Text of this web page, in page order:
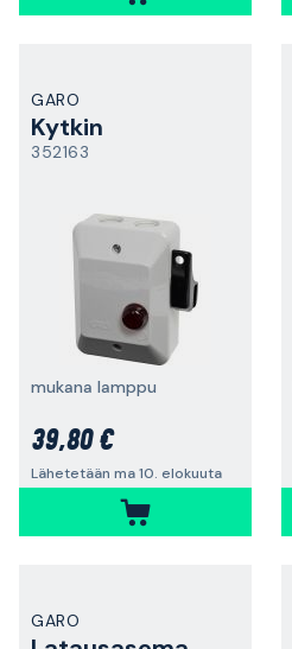
GARO
Kytkin
352163
mukana lamppu
39,80 €
Lähetetään ma 10. elokuuta
GARO